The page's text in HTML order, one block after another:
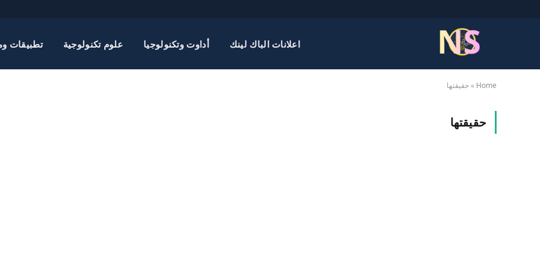
اعلانات الباك لينك أداوت وتكنولوجيا علوم تكنولوجية تطبيقات
Home
»حقيقتها
حقيقتها